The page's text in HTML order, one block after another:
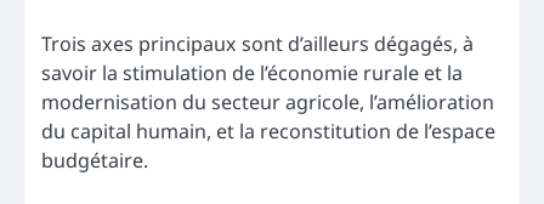
Trois axes principaux sont d’ailleurs dégagés, à
savoir la stimulation de l’économie rurale et la
modernisation du secteur agricole, l’amélioration
du capital humain, et la reconstitution de l’espace
budgétaire.